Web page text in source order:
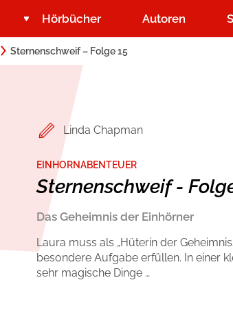
Hörbücher
Belletristik
Romance by heartroom
Krimi und Thriller
Ratgeber und Sachbuch
Autoren
Über USM Audio
Presse
Autorinnen und Autoren
Suchbegriff eingeben:
Sternenschweif – Folge 15
Linda Chapman
EINHORNABENTEUER
Sternenschweif -
Das Geheimnis der Einhörner
Laura muss als „Hüterin der
besondere Aufgabe erfüllen. In einer
sehr magische Dinge …